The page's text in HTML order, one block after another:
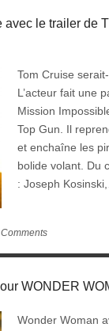
avec le trailer de
Tom Cruise
L’acteur fait une
Mission
Top Gun. Il
et enchaîne les
bolide volant. Du
: Joseph
WONDER
Wonder Woman